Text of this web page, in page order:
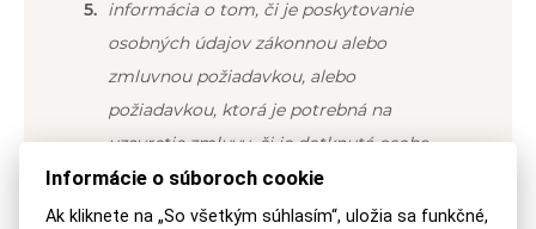
informácia o tom, či je poskytovanie
osobných údajov zákonnou alebo
zmluvnou požiadavkou, alebo
požiadavkou, ktorá je potrebná na
uzavretie zmluvy, či je dotknutá osoba
povinná poskytnúť osobné údaje, ako aj
možné následky neposkytnutia takýchto
Informácie o súboroch cookie
Ak kliknete na „So všetkým súhlasím“, uložia sa funkčné,